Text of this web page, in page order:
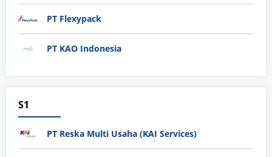
PT Flexypack
PT KAO Indonesia
S1
PT Reska Multi Usaha (KAI Services)